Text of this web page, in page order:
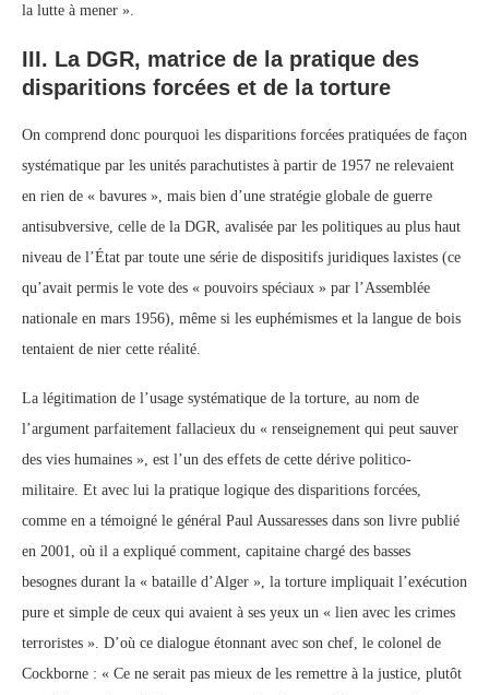
la lutte à mener ».
III. La DGR, matrice de la pratique des
disparitions forcées et de la torture
On comprend donc pourquoi les disparitions forcées pratiquées de façon
systématique par les unités parachutistes à partir de 1957 ne relevaient
en rien de « bavures », mais bien d’une stratégie globale de guerre
antisubversive, celle de la DGR, avalisée par les politiques au plus haut
niveau de l’État par toute une série de dispositifs juridiques laxistes (ce
qu’avait permis le vote des « pouvoirs spéciaux » par l’Assemblée
nationale en mars 1956), même si les euphémismes et la langue de bois
tentaient de nier cette réalité.
La légitimation de l’usage systématique de la torture, au nom de
l’argument parfaitement fallacieux du « renseignement qui peut sauver
des vies humaines », est l’un des effets de cette dérive politico-
militaire. Et avec lui la pratique logique des disparitions forcées,
comme en a témoigné le général Paul Aussaresses dans son livre publié
en 2001, où il a expliqué comment, capitaine chargé des basses
besognes durant la « bataille d’Alger », la torture impliquait l’exécution
pure et simple de ceux qui avaient à ses yeux un « lien avec les crimes
terroristes ». D’où ce dialogue étonnant avec son chef, le colonel de
Cockborne : « Ce ne serait pas mieux de les remettre à la justice, plutôt